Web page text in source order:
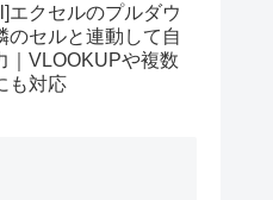
エクセルのプルダウ
のセルと連動して自
｜VLOOKUPや複数
も対応